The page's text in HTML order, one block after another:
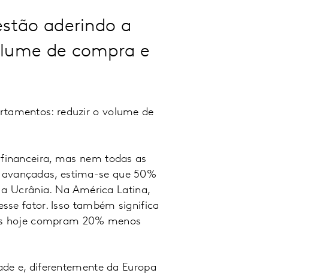
aderindo a
de compra e
reduzir o volume de
mas nem todas as
estima-se que 50%
Ucrânia. Na América Latina,
fator. Isso também significa
hoje compram 20% menos
e, diferentemente da Europa